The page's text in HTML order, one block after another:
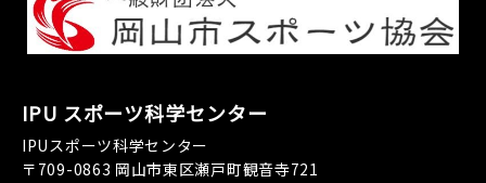
IPU スポーツ科学センター
IPUスポーツ科学センター
〒709-0863 岡山市東区瀬戸町観音寺721